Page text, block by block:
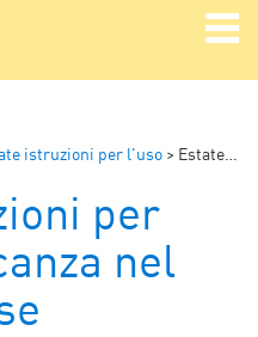
istruzioni per l'uso > Estate istruzioni per l’uso – In vacanza nel Salisburghese
per
nel